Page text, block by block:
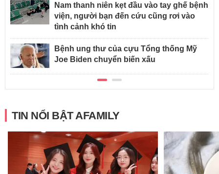
Nam thanh niên kẹt đầu vào tay ghế bệnh
viện, người bạn đến cứu cũng rơi vào
tình cảnh khó tin
Bệnh ung thư của cựu Tổng thống Mỹ
Joe Biden chuyển biến xấu
TIN NỔI BẬT AFAMILY